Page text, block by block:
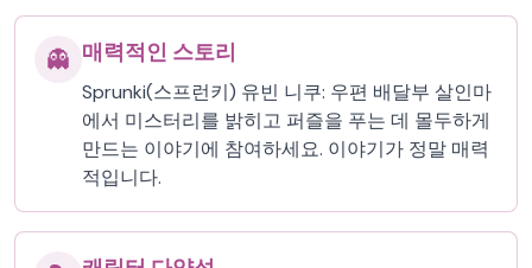
👻 매력적인 스토리
Sprunki(스프런키) 유빈 니쿠: 우편 배달부 살인마
에서 미스터리를 밝히고 퍼즐을 푸는 데 몰두하게
만드는 이야기에 참여하세요. 이야기가 정말 매력
적입니다.